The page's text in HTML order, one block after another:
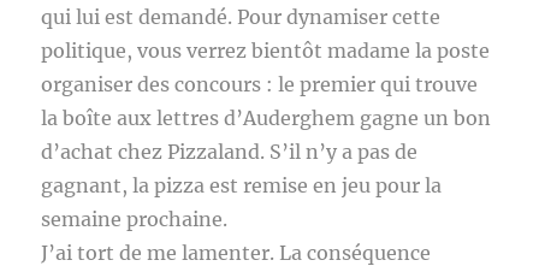
qui lui est demandé. Pour dynamiser cette
politique, vous verrez bientôt madame la poste
organiser des concours : le premier qui trouve
la boîte aux lettres d’Auderghem gagne un bon
d’achat chez Pizzaland. S’il n’y a pas de
gagnant, la pizza est remise en jeu pour la
semaine prochaine.
J’ai tort de me lamenter. La conséquence